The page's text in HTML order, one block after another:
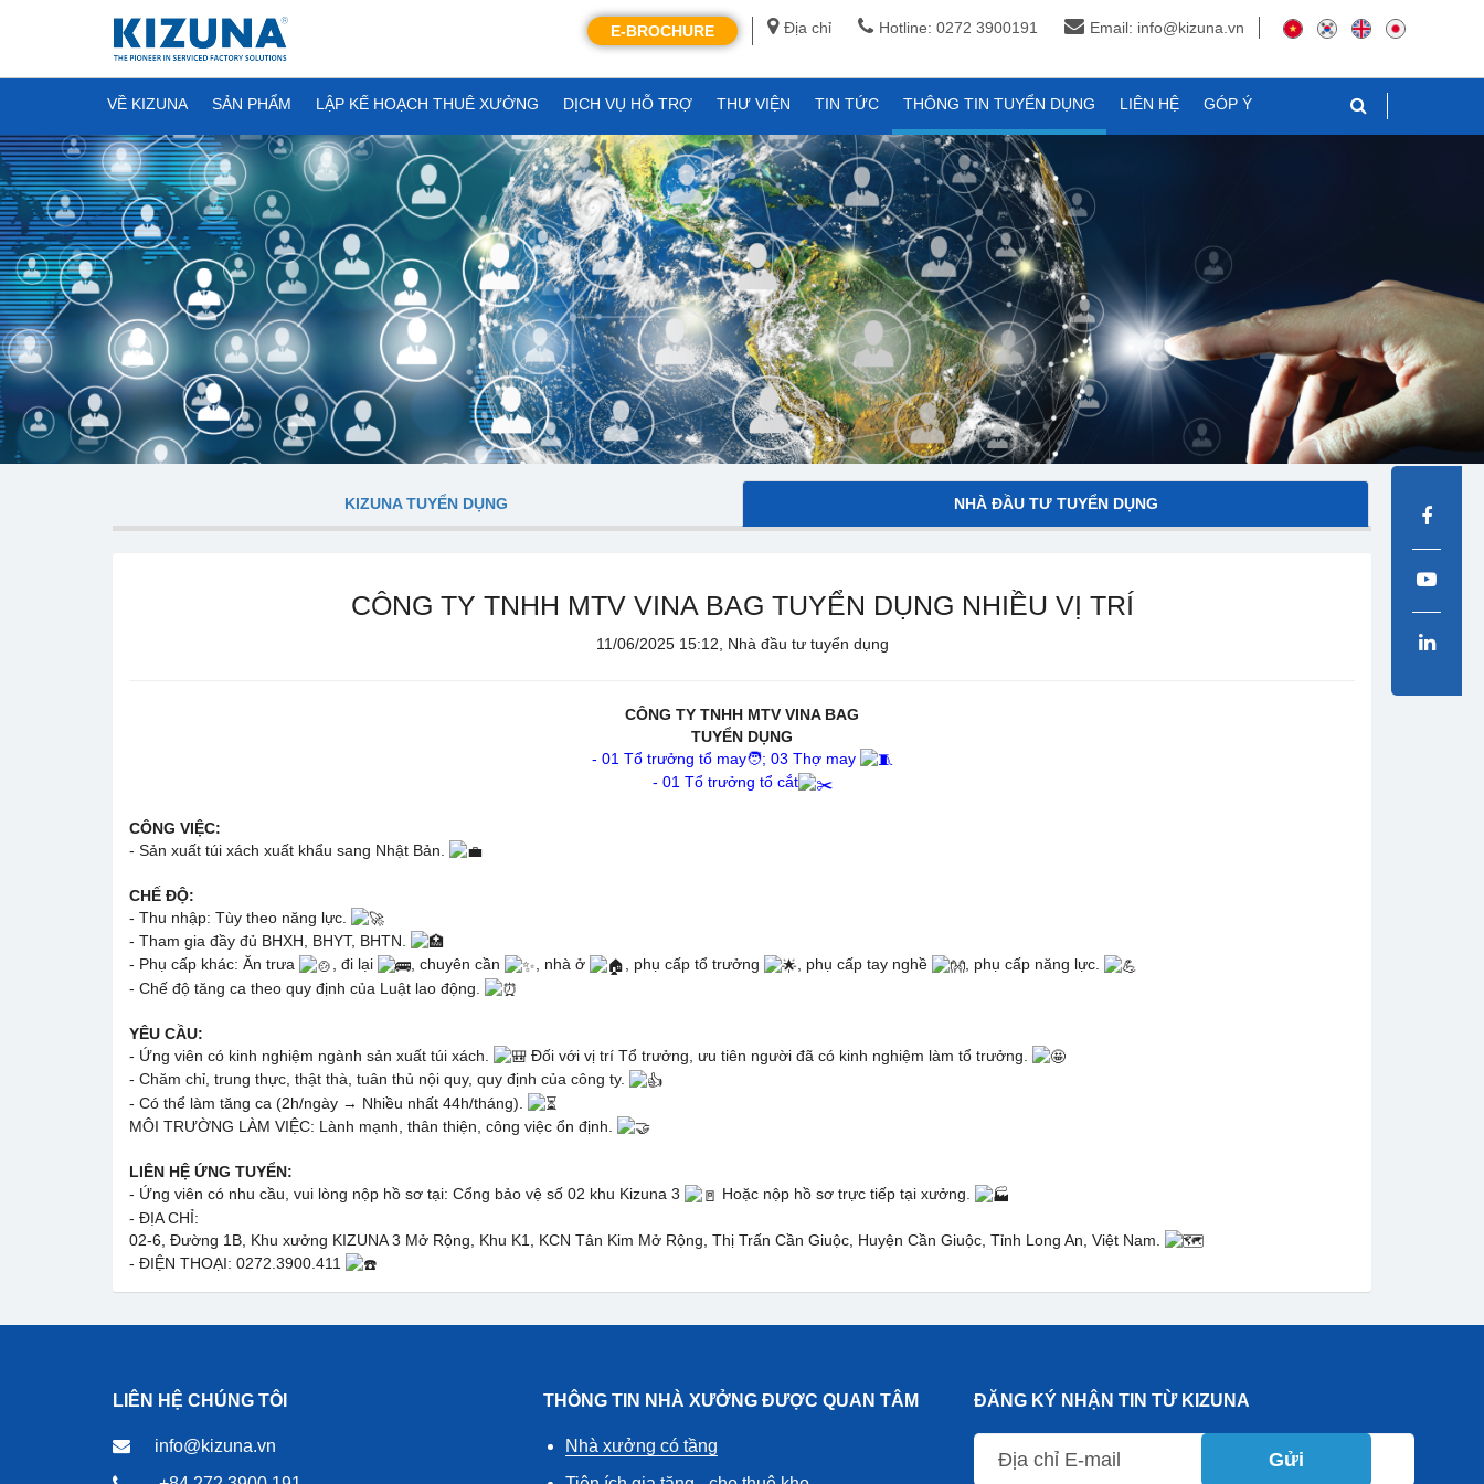
Địa chỉ Hotline: 0272 3900191 Email: info@kizuna.vn
E-BROCHURE
VỀ KIZUNA SẢN PHẨM LẬP KẾ HOẠCH THUÊ XƯỞNG DỊCH VỤ HỖ TRỢ THƯ VIỆN TIN TỨC THÔNG TIN TUYỂN DỤNG LIÊN HỆ GÓP Ý
KIZUNA TUYỂN DỤNG NHÀ ĐẦU TƯ TUYỂN DỤNG
CÔNG TY TNHH MTV VINA BAG TUYỂN DỤNG NHIỀU VỊ TRÍ
11/06/2025 15:12, Nhà đầu tư tuyển dụng
CÔNG TY TNHH MTV VINA BAG
TUYỂN DỤNG
- 01 Tổ trưởng tổ may🧑‍; 03 Thợ may
- 01 Tổ trưởng tổ cắt
CÔNG VIỆC:
- Sản xuất túi xách xuất khẩu sang Nhật Bản.
CHẾ ĐỘ:
- Thu nhập: Tùy theo năng lực.
- Tham gia đầy đủ BHXH, BHYT, BHTN.
- Phụ cấp khác: Ăn trưa
, đi lại , chuyên cần , nhà ở , phụ cấp tổ trưởng , phụ cấp tay nghề
, phụ cấp năng lực.
- Chế độ tăng ca theo quy định của Luật lao động.
YÊU CẦU:
- Ứng viên có kinh nghiệm ngành sản xuất túi xách.
Đối với vị trí Tổ trưởng, ưu tiên người đã có kinh nghiệm làm tổ trưởng.
- Chăm chỉ, trung thực, thật thà, tuân thủ nội quy, quy định của công ty.
- Có thể làm tăng ca (2h/ngày → Nhiều nhất 44h/tháng).
MÔI TRƯỜNG LÀM VIỆC: Lành mạnh, thân thiện, công việc ổn định.
LIÊN HỆ ỨNG TUYỂN:
- Ứng viên có nhu cầu, vui lòng nộp hồ sơ tại: Cổng bảo vệ số 02 khu Kizuna 3
Hoặc nộp hồ sơ trực tiếp tại xưởng.
- ĐỊA CHỈ:
02-6, Đường 1B, Khu xưởng KIZUNA 3 Mở Rộng, Khu K1, KCN Tân Kim Mở Rộng, Thị Trấn Cần Giuộc, Huyện Cần Giuộc, Tỉnh Long An, Việt Nam.
- ĐIỆN THOẠI: 0272.3900.411
LIÊN HỆ CHÚNG TÔI
info@kizuna.vn
THÔNG TIN NHÀ XƯỞNG ĐƯỢC QUAN TÂM
Nhà xưởng có tầng
ĐĂNG KÝ NHẬN TIN TỪ KIZUNA
Gửi